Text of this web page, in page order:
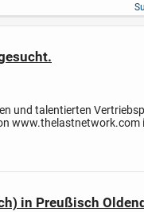
und talentierten
www.thelastnetwork.com
in Preußisch